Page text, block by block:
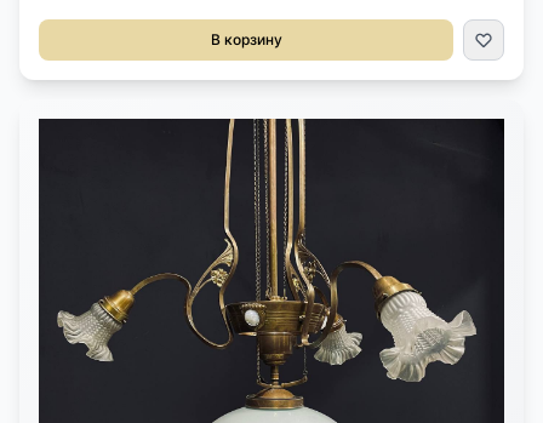
Высота без цепи 58 см.
В корзину